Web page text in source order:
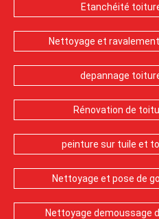
Etanchéité
Nettoyage et
depannage
Rénovation de
peinture sur tuile et
Nettoyage et pose de
Nettoyage demoussage